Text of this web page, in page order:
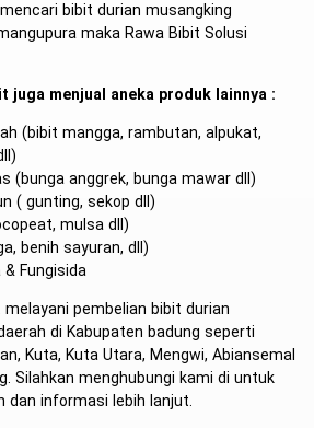
bibit durian musangking
maka Rawa Bibit Solusi
juga menjual aneka produk lainnya :
(bibit mangga, rambutan, alpukat,
(bunga anggrek, bunga mawar dll)
( gunting, sekop dll)
mulsa dll)
benih sayuran, dll)
& Fungisida
melayani pembelian bibit durian
di Kabupaten badung seperti
Kuta, Kuta Utara, Mengwi, Abiansemal
Silahkan menghubungi kami di untuk
dan informasi lebih lanjut.